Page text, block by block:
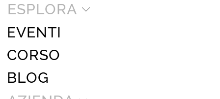
ESPLORA
EVENTI
CORSO
BLOG